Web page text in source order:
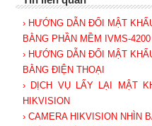
› HƯỚNG DẪN ĐỔI MẬT
BẰNG PHẦN MỀM IVMS-4200
› HƯỚNG DẪN ĐỔI MẬT
BẰNG ĐIỆN THOẠI
› DỊCH VỤ LẤY LẠI MẬT
HIKVISION
› CAMERA HIKVISION NHÌN